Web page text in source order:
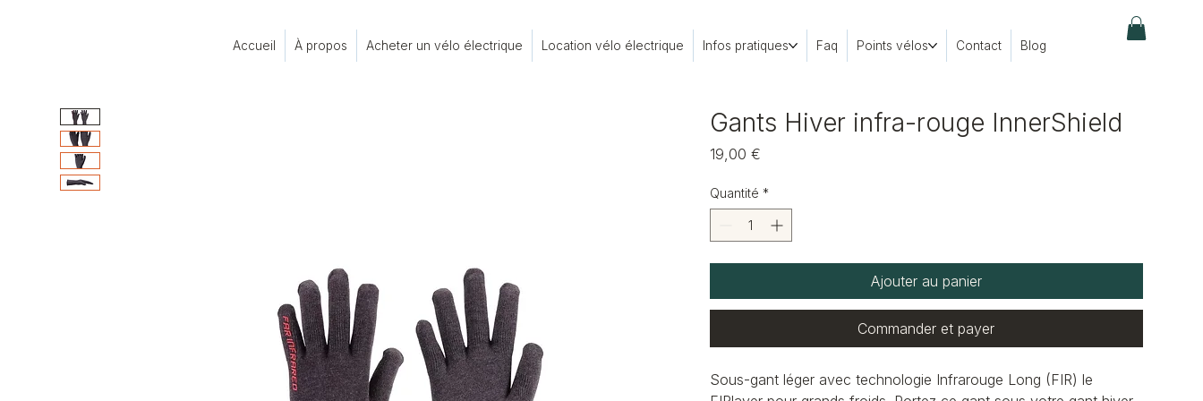
Accueil À propos Acheter un vélo électrique Location vélo électrique Infos pratiques Faq Points vélos Contact Blog
Gants Hiver infra-rouge InnerShield
19,00 €Prix
Quantité *
Ajouter au panier
Commander et payer
Sous-gant léger avec technologie Infrarouge Long (FIR) le